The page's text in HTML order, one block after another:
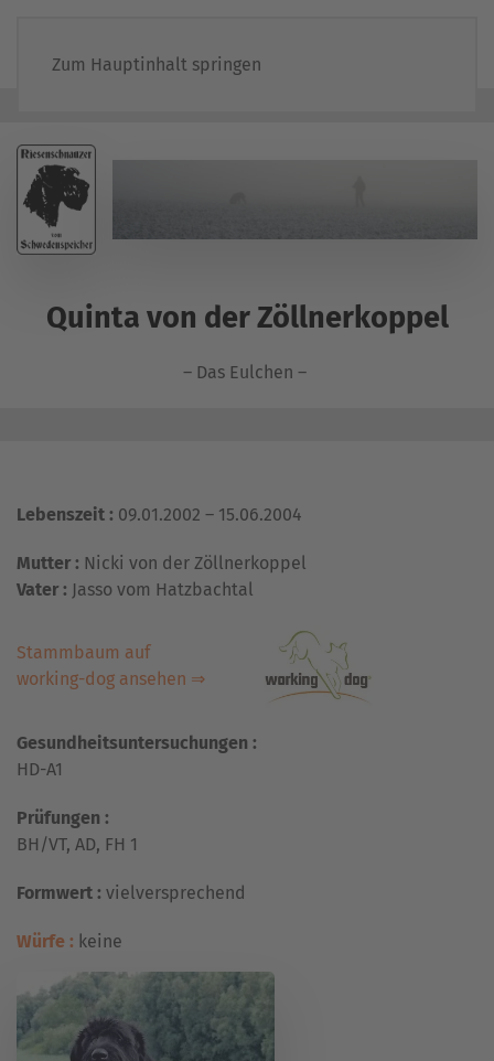
Zum Hauptinhalt springen
Quinta von der Zöllnerkoppel
– Das Eulchen –
Lebenszeit : 09.01.2002 – 15.06.2004
Mutter : Nicki von der Zöllnerkoppel
Vater : Jasso vom Hatzbachtal
Stammbaum auf
working-dog ansehen ⇒
Gesundheitsuntersuchungen :
HD-A1
Prüfungen :
BH/VT, AD, FH 1
Formwert : vielversprechend
Würfe : keine